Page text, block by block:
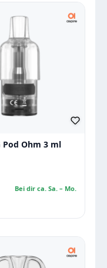
Pod Ohm 3 ml
Bei dir ca. Sa. – Mo.